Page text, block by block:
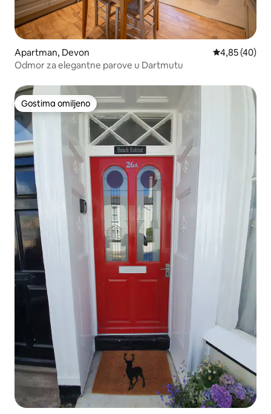
Apartman, Devon Prosečna
4,85 (40)
Odmor za elegantne parove u Dartmutu
Gostima omiljeno
Gostima omiljeno